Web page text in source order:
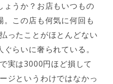
ょうか？お店もいつもの
この店も何気に何回も
ったことがほとんどない
らいに奢られている。
実は3000円ほど損して
ジというわけではなかっ